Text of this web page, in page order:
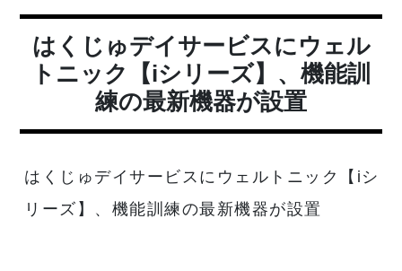
はくじゅデイサービスにウェル
トニック【iシリーズ】、機能訓
練の最新機器が設置
はくじゅデイサービスにウェルトニック【iシ
リーズ】、機能訓練の最新機器が設置